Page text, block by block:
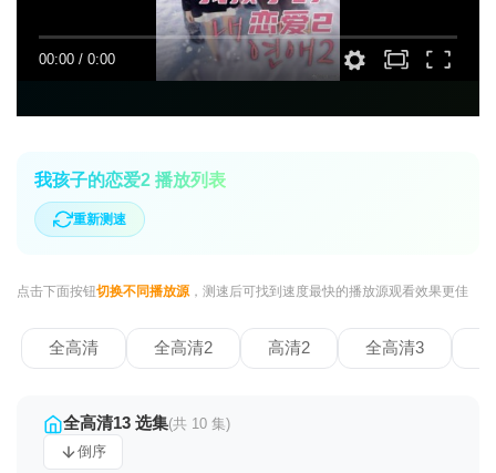
00:00 / 0:00
我孩子的恋爱2 播放列表
重新测速
点击下面按钮切换不同播放源，测速后可找到速度最快的播放源观看效果更佳
全高清 全高清2 高清2 全高清3
全高清13 选集(共 10 集)
倒序